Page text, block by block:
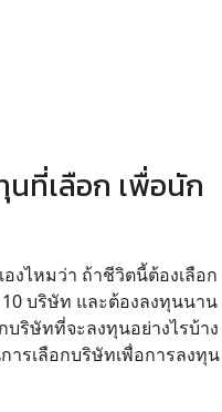
นที่เลือก เพื่อนัก
องไหมว่า ถ้าชีวิตนี้ต้องเลือก
บริษัท และต้องลงทุนนาน
บริษัทที่จะลงทุนอย่างไรบ้าง
ารเลือกบริษัทเพื่อการลงทุน